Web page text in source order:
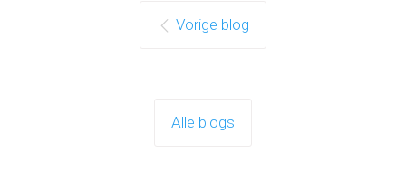
Vorige blog
Alle blogs